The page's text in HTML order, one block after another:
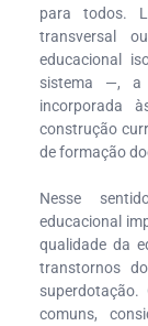
para todos.
transversal
educacional
sistema —, a
incorporada
construção
de formação
Nesse
educacional
qualidade da
transtornos
superdotação.
comuns,